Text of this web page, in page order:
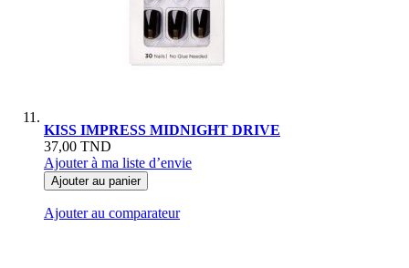
KISS IMPRESS MIDNIGHT DRIVE
37,00 TND
Ajouter à ma liste d’envie
Ajouter au panier
Ajouter au comparateur